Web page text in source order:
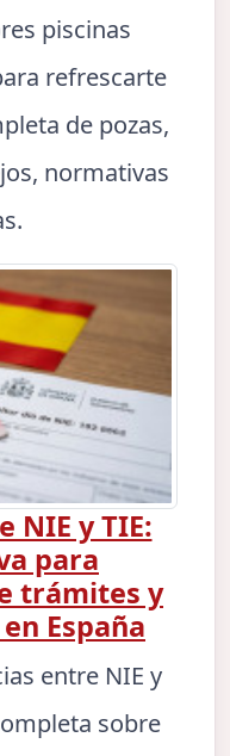
piscinas
refrescarte
de pozas,
normativas
NIE y TIE:
para
trámites y
España
entre NIE y
sobre